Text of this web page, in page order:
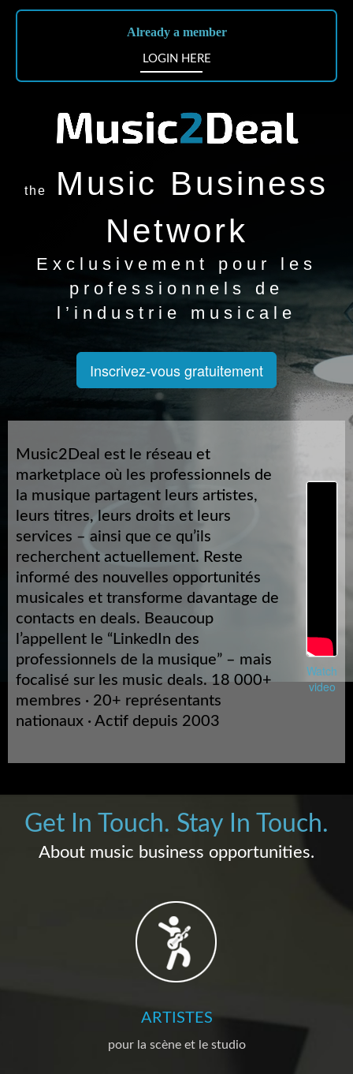
Already a member
LOGIN HERE
the
Music Business
Network
Exclusivement pour les
professionnels de
l’industrie musicale
Inscrivez-vous gratuitement
Music2Deal est le réseau et
marketplace où les professionnels de
la musique partagent leurs artistes,
leurs titres, leurs droits et leurs
services – ainsi que ce qu’ils
recherchent actuellement. Reste
informé des nouvelles opportunités
musicales et transforme davantage de
contacts en deals. Beaucoup
l’appellent le “LinkedIn des
professionnels de la musique” – mais
focalisé sur les music deals. 18 000+
membres · 20+ représentants
nationaux · Actif depuis 2003
Watch
video
Get In Touch. Stay In Touch.
About music business opportunities.
ARTISTES
pour la scène et le studio